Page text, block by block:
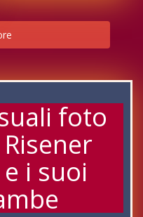
foto
i suoi